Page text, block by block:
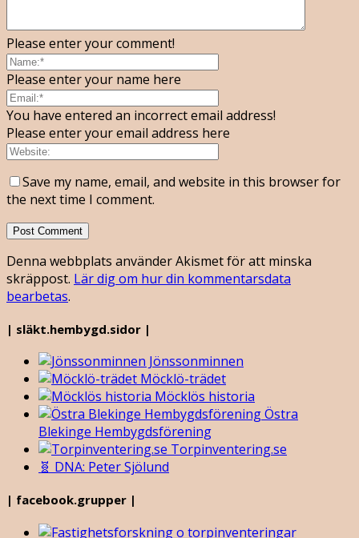
Please enter your comment!
Please enter your name here
You have entered an incorrect email address!
Please enter your email address here
Save my name, email, and website in this browser for
the next time I comment.
Denna webbplats använder Akismet för att minska
skräppost. Lär dig om hur din kommentarsdata
bearbetas.
| släkt.hembygd.sidor |
Jönssonminnen
Möcklö-trädet
Möcklös historia
Östra
Blekinge Hembygdsförening
Torpinventering.se
🧬 DNA: Peter Sjölund
| facebook.grupper |